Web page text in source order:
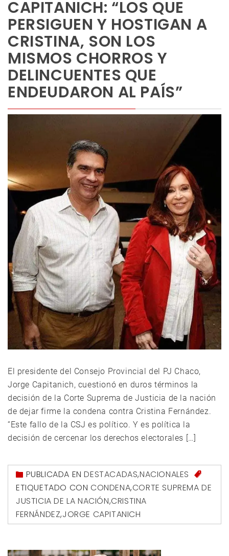
CAPITANICH: “LOS QUE
PERSIGUEN Y HOSTIGAN A
CRISTINA, SON LOS
MISMOS CHORROS Y
DELINCUENTES QUE
ENDEUDARON AL PAÍS”
El presidente del Consejo Provincial del PJ Chaco,
Jorge Capitanich, cuestionó en duros términos la
decisión de la Corte Suprema de Justicia de la nación
de dejar firme la condena contra Cristina Fernández.
“Este fallo de la CSJ es político. Y es política la
decisión de cercenar los derechos electorales […]
PUBLICADA ENDESTACADAS,NACIONALES
ETIQUETADO CON CONDENA,CORTE SUPREMA DE
JUSTICIA DE LA NACIÓN,CRISTINA
FERNÁNDEZ,JORGE CAPITANICH